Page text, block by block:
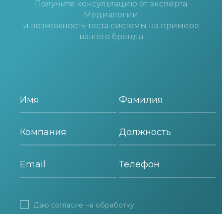
Получите консультацию от эксперта
Медиалогии
и возможность теста системы на примере
вашего бренда
Даю согласие на обработку